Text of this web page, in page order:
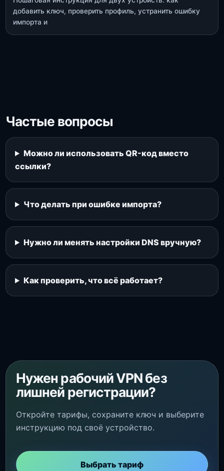
добавить ключ, проверить профиль, устранить ошибку
импорта и
Частые вопросы
Можно ли использовать QR-код вместо
ссылки?
Что делать при ошибке импорта?
Нужно ли менять настройки DNS вручную?
Как проверить, что всё работает?
Нужен рабочий VPN без
лишней регистрации?
Откройте тарифы, сохраните ключ и выберите
инструкцию под своё устройство.
Выбрать тариф